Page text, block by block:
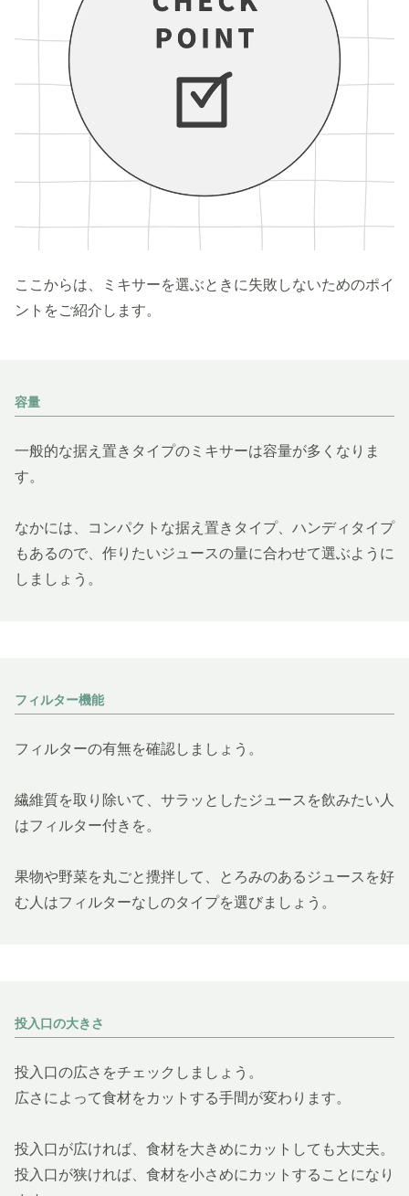
ここからは、ミキサーを選ぶときに失敗しないためのポイ
ントをご紹介します。
容量
一般的な据え置きタイプのミキサーは容量が多くなりま
す。
なかには、コンパクトな据え置きタイプ、ハンディタイプ
もあるので、作りたいジュースの量に合わせて選ぶように
しましょう。
フィルター機能
フィルターの有無を確認しましょう。
繊維質を取り除いて、サラッとしたジュースを飲みたい人
はフィルター付きを。
果物や野菜を丸ごと攪拌して、とろみのあるジュースを好
む人はフィルターなしのタイプを選びましょう。
投入口の大きさ
投入口の広さをチェックしましょう。
広さによって食材をカットする手間が変わります。
投入口が広ければ、食材を大きめにカットしても大丈夫。
投入口が狭ければ、食材を小さめにカットすることになり